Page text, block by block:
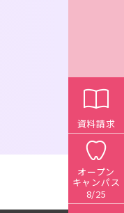
資料請求
オープン
キャンパス
8/25